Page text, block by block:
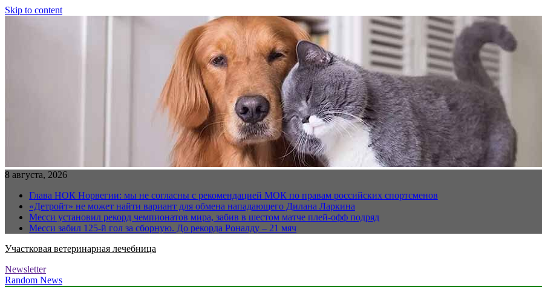
Skip to content
8 августа, 2026
Глава НОК Норвегии: мы не согласны с рекомендацией МОК по правам российских спортсменов
«Детройт» не может найти вариант для обмена нападающего Дилана Ларкина
Месси установил рекорд чемпионатов мира, забив в шестом матче плей‑офф подряд
Месси забил 125-й гол за сборную. До рекорда Роналду – 21 мяч
Участковая ветеринарная лечебница
Newsletter
Random News